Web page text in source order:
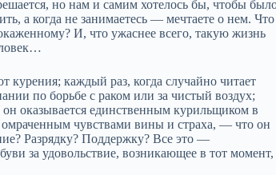
но нам и самим хотелось бы, чтобы
а когда не занимаетесь — мечтаете о нем. Что
И, что ужаснее всего, такую жизнь
курения; каждый раз, когда случайно читает
по борьбе с раком или за чистый воздух;
он оказывается единственным курильщиком в
чувствами вины и страха, — что он
Разрядку? Поддержку? Все это —
за удовольствие, возникающее в тот момент,